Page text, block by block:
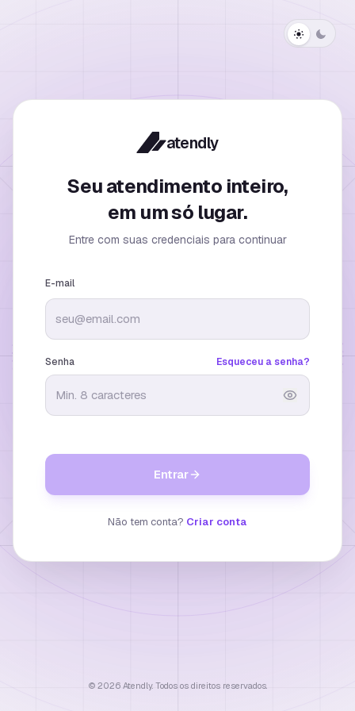
atendly
Seu atendimento inteiro,
em um só lugar.
Entre com suas credenciais para continuar
E-mail
Senha Esqueceu a senha?
Entrar
Não tem conta? Criar conta
© 2026 Atendly. Todos os direitos reservados.